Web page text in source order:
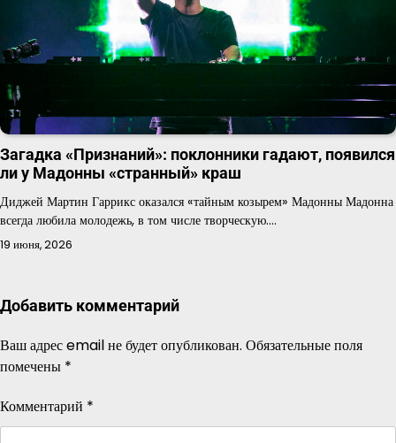
Загадка «Признаний»: поклонники гадают, появился
ли у Мадонны «странный» краш
Диджей Мартин Гаррикс оказался «тайным козырем» Мадонны Мадонна
всегда любила молодежь, в том числе творческую.…
19 июня, 2026
Добавить комментарий
Ваш адрес email не будет опубликован. Обязательные поля
помечены *
Комментарий *